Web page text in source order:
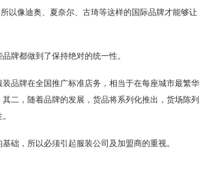
以像迪奥、夏奈尔、古琦等这样的国际品牌才能够让
牌都做到了保持绝对的统一性。
品牌在全国推广标准店务，相当于在每座城市最繁华
二，随着品牌的发展，货品将系列化推出，货场陈列
础，所以必须引起服装公司及加盟商的重视。